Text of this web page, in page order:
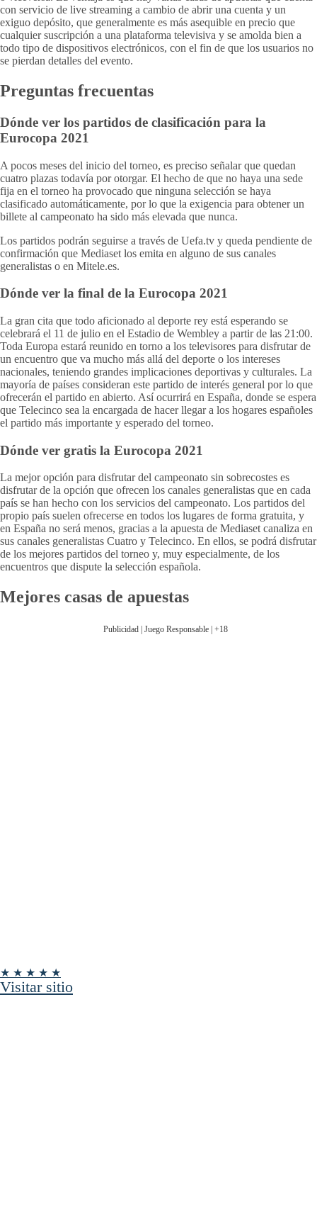
con servicio de live streaming a cambio de abrir una cuenta y un
exiguo depósito, que generalmente es más asequible en precio que
cualquier suscripción a una plataforma televisiva y se amolda bien a
todo tipo de dispositivos electrónicos, con el fin de que los usuarios no
se pierdan detalles del evento.
Preguntas frecuentas
Dónde ver los partidos de clasificación para la
Eurocopa 2021
A pocos meses del inicio del torneo, es preciso señalar que quedan
cuatro plazas todavía por otorgar. El hecho de que no haya una sede
fija en el torneo ha provocado que ninguna selección se haya
clasificado automáticamente, por lo que la exigencia para obtener un
billete al campeonato ha sido más elevada que nunca.
Los partidos podrán seguirse a través de Uefa.tv y queda pendiente de
confirmación que Mediaset los emita en alguno de sus canales
generalistas o en Mitele.es.
Dónde ver la final de la Eurocopa 2021
La gran cita que todo aficionado al deporte rey está esperando se
celebrará el 11 de julio en el Estadio de Wembley a partir de las 21:00.
Toda Europa estará reunido en torno a los televisores para disfrutar de
un encuentro que va mucho más allá del deporte o los intereses
nacionales, teniendo grandes implicaciones deportivas y culturales. La
mayoría de países consideran este partido de interés general por lo que
ofrecerán el partido en abierto. Así ocurrirá en España, donde se espera
que Telecinco sea la encargada de hacer llegar a los hogares españoles
el partido más importante y esperado del torneo.
Dónde ver gratis la Eurocopa 2021
La mejor opción para disfrutar del campeonato sin sobrecostes es
disfrutar de la opción que ofrecen los canales generalistas que en cada
país se han hecho con los servicios del campeonato. Los partidos del
propio país suelen ofrecerse en todos los lugares de forma gratuita, y
en España no será menos, gracias a la apuesta de Mediaset canaliza en
sus canales generalistas Cuatro y Telecinco. En ellos, se podrá disfrutar
de los mejores partidos del torneo y, muy especialmente, de los
encuentros que dispute la selección española.
Mejores casas de apuestas
Publicidad | Juego Responsable | +18
★ ★ ★ ★ ★
Visitar sitio